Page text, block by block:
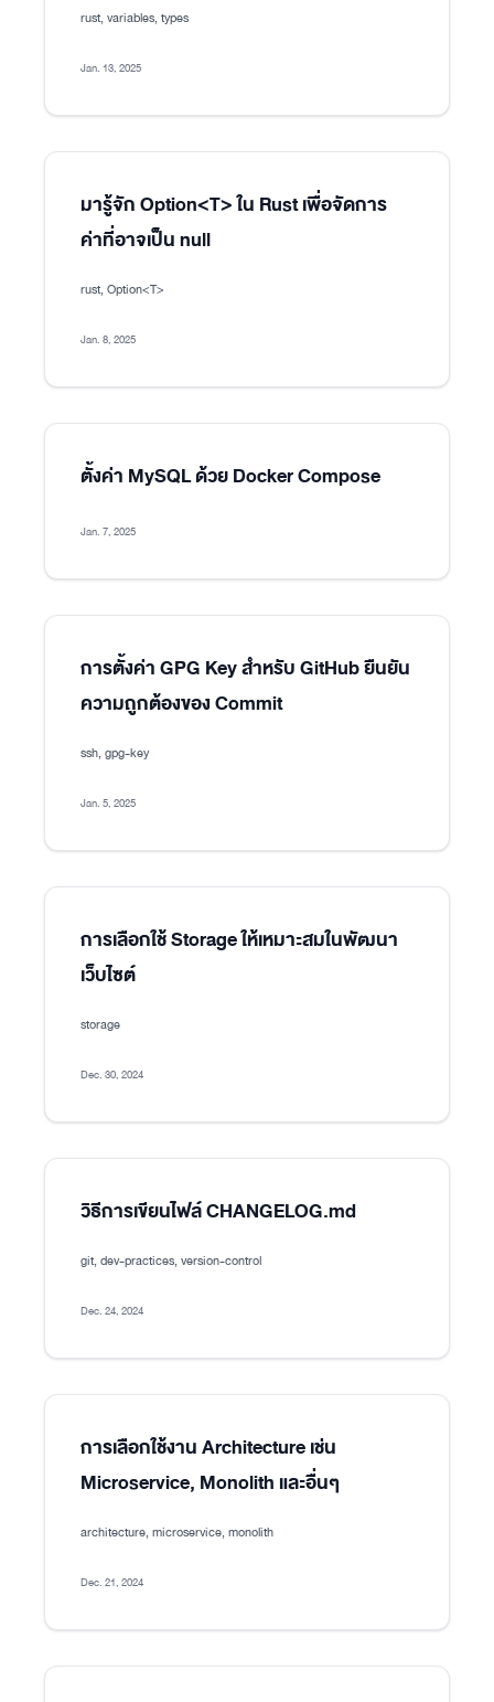
rust, variables, types
Jan. 13, 2025
มารู้จัก Option<T> ใน Rust เพื่อจัดการ
ค่าที่อาจเป็น null
rust, Option<T>
Jan. 8, 2025
ตั้งค่า MySQL ด้วย Docker Compose
Jan. 7, 2025
การตั้งค่า GPG Key สำหรับ GitHub ยืนยัน
ความถูกต้องของ Commit
ssh, gpg-key
Jan. 5, 2025
การเลือกใช้ Storage ให้เหมาะสมในพัฒนา
เว็บไซต์
storage
Dec. 30, 2024
วิธีการเขียนไฟล์ CHANGELOG.md
git, dev-practices, version-control
Dec. 24, 2024
การเลือกใช้งาน Architecture เช่น
Microservice, Monolith และอื่นๆ
architecture, microservice, monolith
Dec. 21, 2024